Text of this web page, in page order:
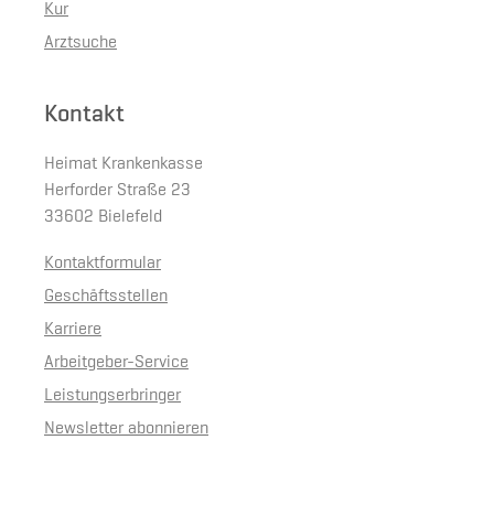
Kur
Arztsuche
Kontakt
Heimat Krankenkasse
Herforder Straße 23
33602 Bielefeld
Kontaktformular
Geschäftsstellen
Karriere
Arbeitgeber-Service
Leistungserbringer
Newsletter abonnieren